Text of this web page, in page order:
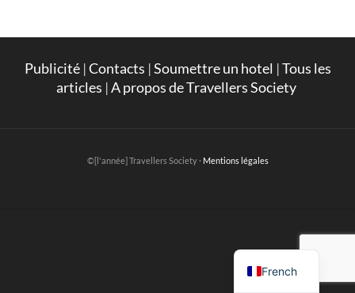
Publicité|Contacts |Soumettre un hotel |Tous les
articles |A propos de Travellers Society
©[l'année] Travellers Society · Mentions légales
French